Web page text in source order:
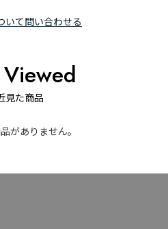
いて問い合わせる
見た商品
がありません。